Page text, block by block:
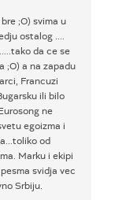
;O) svima u
ostalog ....
da ce se
;O) a na zapadu
Francuzi
ili bilo
ne
egoizma i
od
Marku i ekipi
svidja vec
Srbiju.